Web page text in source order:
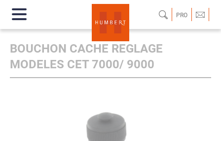
PRO
BOUCHON CACHE REGLAGE
MODELES CET 7000/ 9000